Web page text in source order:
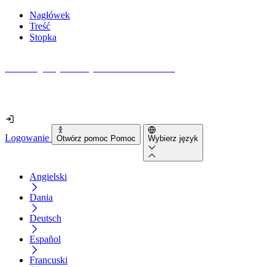
Nagłówek
Treść
Stopka
Logowanie Otwórz pomoc Pomoc Wybierz język
Angielski
Dania
Deutsch
Español
Francuski